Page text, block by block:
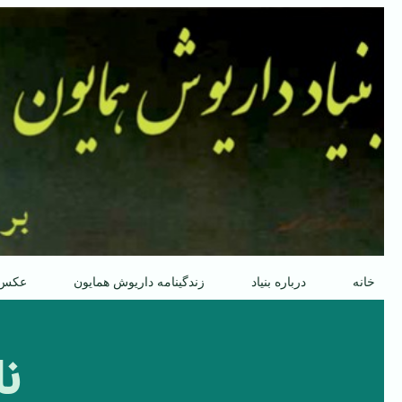
پرش
محتوا
خانه درباره بنیاد زندگینامه داریوش همایون